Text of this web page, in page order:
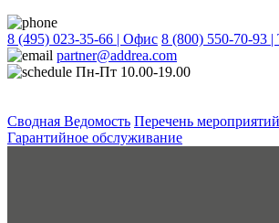
8 (495) 023-35-66 | Офис 8 (800) 550-70-93 |
partner@addrea.com
Пн-Пт 10.00-19.00
Сводная Ведомость Перечень
Гарантийное обслуживание